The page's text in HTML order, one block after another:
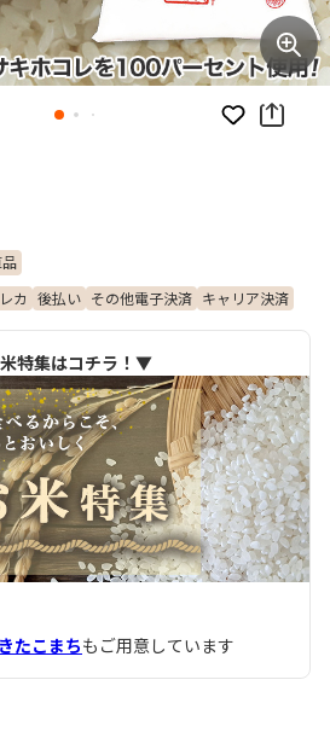
お気に入り
カ 後払い その他電子決済 キャリア決済
特集はコチラ！▼
たこまちもご用意しています